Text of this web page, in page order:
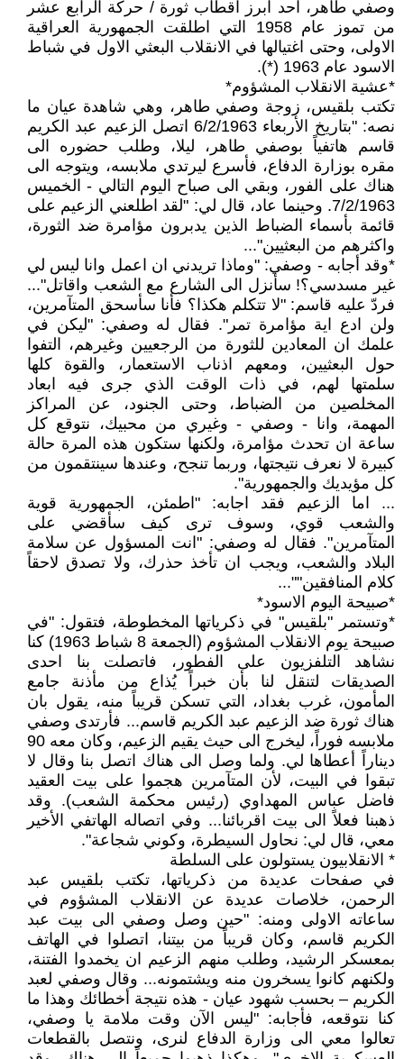
وصفي طاهر، احد ابرز اقطاب ثورة / حركة الرابع عشر
من تموز عام 1958 التي اطلقت الجمهورية العراقية
الاولى، وحتى اغتيالها في الانقلاب البعثي الاول في شباط
الاسود عام 1963 (*).
*عشية الانقلاب المشؤوم*
تكتب بلقيس، زوجة وصفي طاهر، وهي شاهدة عيان ما
نصه: "بتاريخ الأربعاء 6/2/1963 اتصل الزعيم عبد الكريم
قاسم هاتفياً بوصفي طاهر، ليلا، وطلب حضوره الى
مقره بوزارة الدفاع، فأسرع ليرتدي ملابسه، ويتوجه الى
هناك على الفور، وبقي الى صباح اليوم التالي - الخميس
7/2/1963. وحينما عاد، قال لي: "لقد اطلعني الزعيم على
قائمة بأسماء الضباط الذين يدبرون مؤامرة ضد الثورة،
واكثرهم من البعثيين"...
*وقد أجابه - وصفي: "وماذا تريدني ان اعمل وانا ليس لي
غير مسدسي؟! سأنزل الى الشارع مع الشعب واقاتل"...
فردّ عليه قاسم: "لا تتكلم هكذا؟ فأنا سأسحق المتآمرين،
ولن ادع اية مؤامرة تمر". فقال له وصفي: "ليكن في
علمك ان المعادين للثورة من الرجعيين وغيرهم، التفوا
حول البعثيين، ومعهم اذناب الاستعمار، والقوة كلها
سلمتها لهم، في ذات الوقت الذي جرى فيه ابعاد
المخلصين من الضباط، وحتى الجنود، عن المراكز
المهمة، وانا - وصفي - وغيري من محبيك، نتوقع كل
ساعة ان تحدث مؤامرة، ولكنها ستكون هذه المرة حالة
كبيرة لا نعرف نتيجتها، وربما تنجح، وعندها سينتقمون من
كل مؤيديك والجمهورية".
... اما الزعيم فقد اجابه: "اطمئن، الجمهورية قوية
والشعب قوي، وسوف ترى كيف سأقضي على
المتآمرين". فقال له وصفي: "انت المسؤول عن سلامة
البلاد والشعب، ويجب ان تأخذ حذرك، ولا تصدق لاحقاً
كلام المنافقين""...
*صبيحة اليوم الاسود*
*وتستمر "بلقيس" في ذكرياتها المخطوطة، فتقول: "في
صبيحة يوم الانقلاب المشؤوم (الجمعة 8 شباط 1963) كنا
نشاهد التلفزيون على الفطور، فاتصلت بنا احدى
الصديقات لتنقل لنا بأن خبراً يُذاع من مأذنة جامع
المأمون، غرب بغداد، التي تسكن قريباً منه، يقول بان
هناك ثورة ضد الزعيم عبد الكريم قاسم... فأرتدى وصفي
ملابسه فوراً، ليخرج الى حيث يقيم الزعيم، وكان معه 90
ديناراً أعطاها لي. ولما وصل الى هناك اتصل بنا وقال لا
تبقوا في البيت، لأن المتآمرين هجموا على بيت العقيد
فاضل عباس المهداوي (رئيس محكمة الشعب). وقد
ذهبنا فعلاً الى بيت اقربائنا... وفي اتصاله الهاتفي الأخير
معي، قال لي: نحاول السيطرة، وكوني شجاعة".
* الانقلابيون يستولون على السلطة
في صفحات عديدة من ذكرياتها، تكتب بلقيس عبد
الرحمن، خلاصات عديدة عن الانقلاب المشؤوم في
ساعاته الاولى ومنه: "حين وصل وصفي الى بيت عبد
الكريم قاسم، وكان قريباً من بيتنا، اتصلوا في الهاتف
بمعسكر الرشيد، وطلب منهم الزعيم ان يخمدوا الفتنة،
ولكنهم كانوا يسخرون منه ويشتمونه... وقال وصفي لعبد
الكريم – بحسب شهود عيان - هذه نتيجة أخطائك وهذا ما
كنا نتوقعه، فأجابه: "ليس الآن وقت ملامة يا وصفي،
تعالوا معي الى وزارة الدفاع لنرى، ونتصل بالقطعات